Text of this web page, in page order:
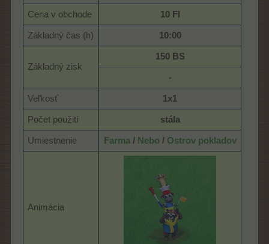
Cena v obchode 10 Fl
Základný čas (h) 10:00
Základný zisk
150 BS
-
Veľkosť 1x1
Počet použití stála
Umiestnenie Farma/ Nebo / Ostrov pokladov
Animácia